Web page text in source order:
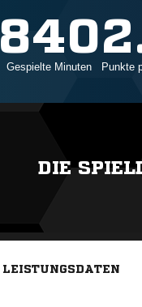
840
Gespielte Minuten Punkte
DIE
LEISTUNGSDATEN